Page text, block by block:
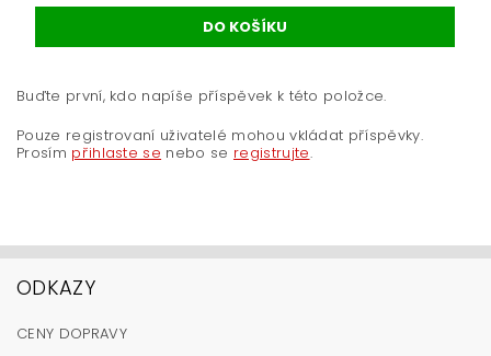
Buďte první, kdo napíše příspěvek k této položce.
Pouze registrovaní uživatelé mohou vkládat příspěvky.
Prosím přihlaste se nebo se registrujte.
ODKAZY
CENY DOPRAVY